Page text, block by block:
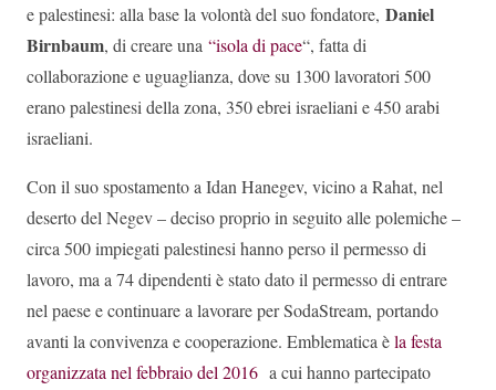
e palestinesi: alla base la volontà del suo fondatore, Daniel
Birnbaum, di creare una “isola di pace“, fatta di
collaborazione e uguaglianza, dove su 1300 lavoratori 500
erano palestinesi della zona, 350 ebrei israeliani e 450 arabi
israeliani.
Con il suo spostamento a Idan Hanegev, vicino a Rahat, nel
deserto del Negev – deciso proprio in seguito alle polemiche –
circa 500 impiegati palestinesi hanno perso il permesso di
lavoro, ma a 74 dipendenti è stato dato il ​​permesso di entrare
nel paese e continuare a lavorare per SodaStream, portando
avanti la convivenza e cooperazione. Emblematica èla festa
organizzata nel febbraio del 2016 a cui hanno partecipato